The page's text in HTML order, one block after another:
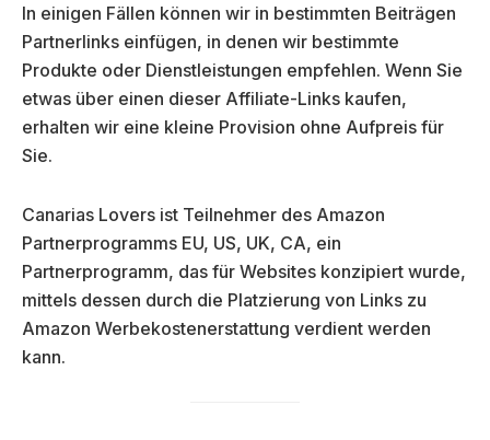
In einigen Fällen können wir in bestimmten Beiträgen
Partnerlinks einfügen, in denen wir bestimmte
Produkte oder Dienstleistungen empfehlen. Wenn Sie
etwas über einen dieser Affiliate-Links kaufen,
erhalten wir eine kleine Provision ohne Aufpreis für
Sie.
Canarias Lovers ist Teilnehmer des Amazon
Partnerprogramms EU, US, UK, CA, ein
Partnerprogramm, das für Websites konzipiert wurde,
mittels dessen durch die Platzierung von Links zu
Amazon Werbekostenerstattung verdient werden
kann.